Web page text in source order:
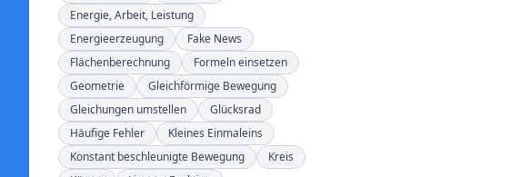
Energie, Arbeit, Leistung
Energieerzeugung
Fake News
Flächenberechnung
Formeln einsetzen
Geometrie
Gleichförmige Bewegung
Gleichungen umstellen
Glücksrad
Häufige Fehler
Kleines Einmaleins
Konstant beschleunigte Bewegung
Kreis